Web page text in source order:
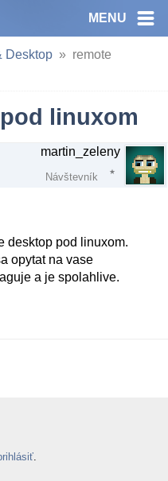
MENU
Desktop
remote
linuxom
martin_zeleny
Návštevník
desktop pod linuxom.
opytat na vase
a je spolahlive.